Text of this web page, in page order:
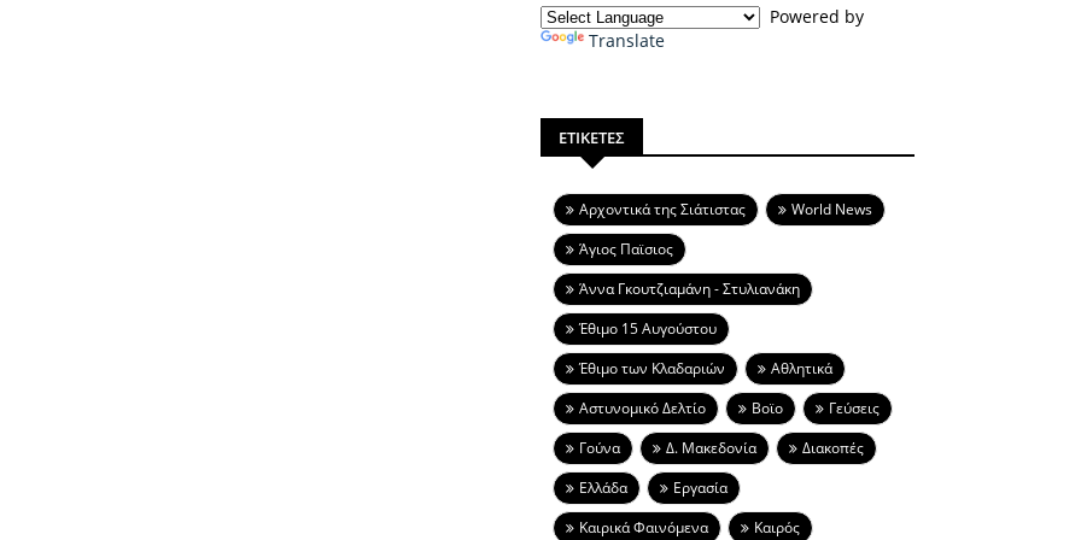
Powered by
Translate
ΕΤΙΚΕΤΕΣ
Aρχοντικά της Σιάτιστας
World News
Άγιος Παϊσιος
Άννα Γκουτζιαμάνη - Στυλιανάκη
Έθιμο 15 Αυγούστου
Έθιμο των Κλαδαριών
Αθλητικά
Αστυνομικό Δελτίο
Βοϊο
Γεύσεις
Γούνα
Δ. Μακεδονία
Διακοπές
Ελλάδα
Εργασία
Καιρικά Φαινόμενα
Καιρός